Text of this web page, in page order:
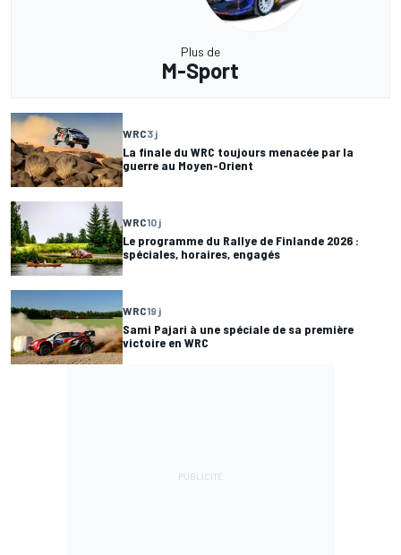
Plus de
M-Sport
WRC3 j
La finale du WRC toujours menacée par la
guerre au Moyen-Orient
WRC10 j
Le programme du Rallye de Finlande 2026 :
spéciales, horaires, engagés
WRC19 j
Sami Pajari à une spéciale de sa première
victoire en WRC